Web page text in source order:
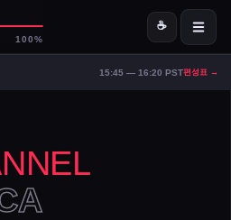
100%
☕
23:16
15:45 — 16:20 PST편성표 →